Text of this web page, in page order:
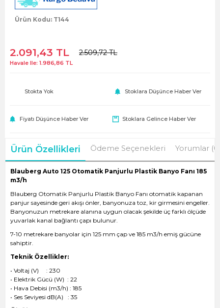
Ürün Kodu: T144
2.509,72TL
2.091,43 TL
Havale Ile: 1.986,86 TL
Stokta Yok Stoklara Düşünce Haber Ver
Fiyatı Düşünce Haber Ver Stoklara Gelince Haber Ver
Ürün Özellikleri Ödeme Seçenekleri Yorumlar
Blauberg Auto 125 Otomatik Panjurlu Plastik Banyo Fanı 185
m3/h
Blauberg Otomatik Panjurlu Plastik Banyo Fanı otomatik kapanan
panjur sayesinde geri akışı önler, banyonuza toz, kir girmesini engeller.
Banyonuzun metrekare alanına uygun olacak şekilde üç farklı ölçüde
yuvarlak kanal bağlantı çapı bulunur.
7-10 metrekare banyolar için 125 mm çap ve 185 m3/h emiş gücüne
sahiptir.
Teknik Özellikler:
• Voltaj (V) : 230
• Elektrik Gücü (W) : 22
• Hava Debisi (m3/h) : 185
• Ses Seviyesi dB(A) : 35